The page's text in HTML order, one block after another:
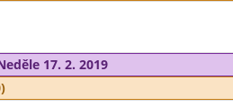
17. 2. 2019